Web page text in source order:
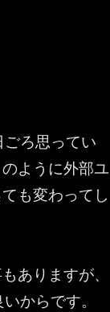
ろ思ってい
ように外部ユ
も変わってし
ありますが、
からです。